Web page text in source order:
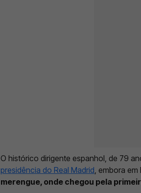
O histórico dirigente espanhol, de 79
presidência do Real Madrid , embora
merengue, onde chegou pela